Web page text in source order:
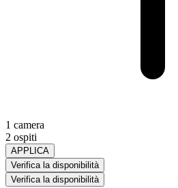
1 camera
2 ospiti
APPLICA
Verifica la disponibilità
Verifica la disponibilità